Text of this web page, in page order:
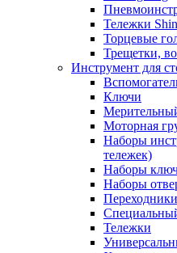
Тележки
Торцевые
Трещетки,
Инструмент для
Ключи
Моторная
Наборы
тележек)
Наборы
Наборы
Тележки